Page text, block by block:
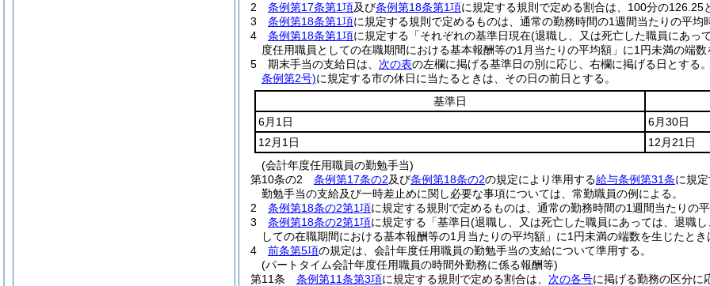
2
条例第17条第1項及び条例第18条第1項に規定する規則で定める割合は、100分の126.25
3
条例第18条第1項に規定する規則で定めるものは、通常の勤務時間の1週間当たりの平均
4
条例第18条第1項に規定する「それぞれの基準日現在(退職し、又は死亡した職員にあっ
度任用職員としての在職期間における基本報酬等の1月当たりの平均額」に1円未満の端
5
期末手当の支給日は、 次の表の左欄に掲げる基準日の別に応じ、右欄に掲げる日とする。
条例第2号)に規定する市の休日に当たるときは、その日の前日とする。
基準日
6月1日
6月30日
12月1日
12月21日
(会計年度任用職員の勤勉手当)
第10条の2
条例第17条の2及び条例第18条の2の規定により準用する給与条例第31条に規
勤勉手当の支給及び一時差止めに関し必要な事項については、常勤職員の例による。
2
条例第18条の2第1項に規定する規則で定めるものは、通常の勤務時間の1週間当たりの
3
条例第18条の2第1項に規定する「基準日(退職し、又は死亡した職員にあっては、退職
しての在職期間における基本報酬等の1月当たりの平均額」に1円未満の端数を生じたとき
4
前条第5項の規定は、会計年度任用職員の勤勉手当の支給について準用する。
(パートタイム会計年度任用職員の時間外勤務に係る報酬等)
第11条
条例第11条第3項に規定する規則で定める割合は、 次の各号に掲げる勤務の区分に